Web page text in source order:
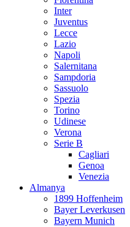
Inter
Juventus
Lecce
Lazio
Napoli
Salernitana
Sampdoria
Sassuolo
Spezia
Torino
Udinese
Verona
Serie B
Cagliari
Genoa
Venezia
Almanya
1899 Hoffenheim
Bayer Leverkusen
Bayern Munich